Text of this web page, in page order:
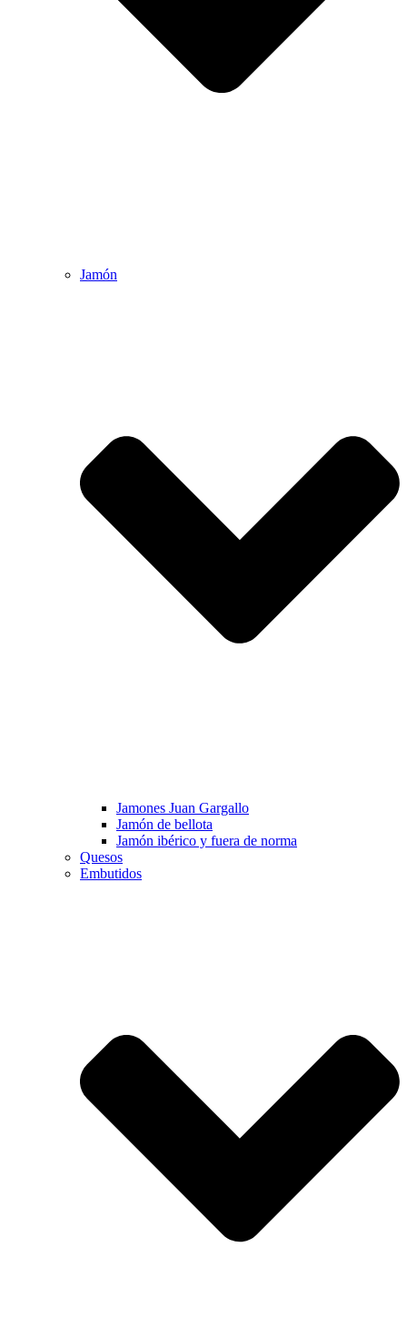
Jamón
Jamones Juan Gargallo
Jamón de bellota
Jamón ibérico y fuera de norma
Quesos
Embutidos